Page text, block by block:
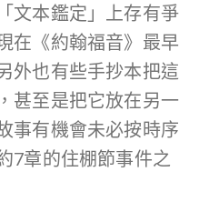
文本鑑定」上存有爭
在《約翰福音》最早
外也有些手抄本把這
甚至是把它放在另一
事有機會未必按時序
7章的住棚節事件之